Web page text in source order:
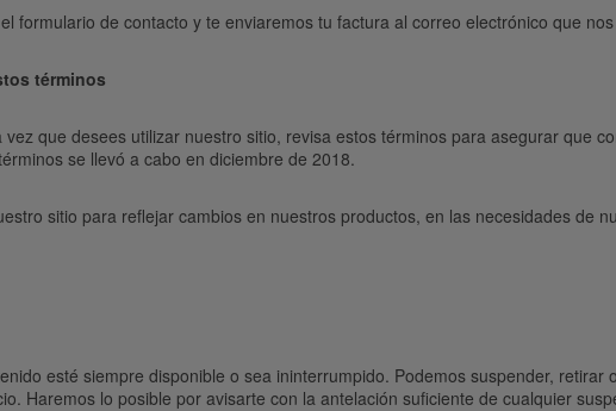
formulario de contacto y te enviaremos tu factura al correo electrónico que
términos
que desees utilizar nuestro sitio, revisa estos términos para asegurar que
se llevó a cabo en diciembre de 2018.
sitio para reflejar cambios en nuestros productos, en las necesidades de
esté siempre disponible o sea ininterrumpido. Podemos suspender, retirar
Haremos lo posible por avisarte con la antelación suficiente de cualquier